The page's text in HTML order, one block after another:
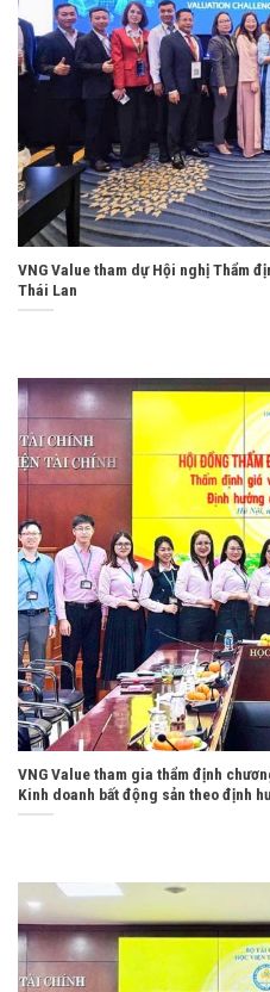
VNG Value tham dự Hội nghị Thẩm
Thái Lan
VNG Value tham gia thẩm định
Kinh doanh bất động sản theo định